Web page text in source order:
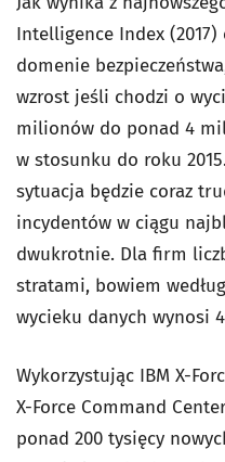
Intelligence Index
domenie
wzrost jeśli chodzi o
milionów do ponad 4
w stosunku do roku
sytuacja będzie coraz
incydentów w ciągu
dwukrotnie. Dla firm
stratami, bowiem
wycieku danych wynosi
Wykorzystując IBM X-
X-Force Command
ponad 200 tysięcy